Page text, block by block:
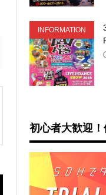
INFORMATION
初心者大歓迎！